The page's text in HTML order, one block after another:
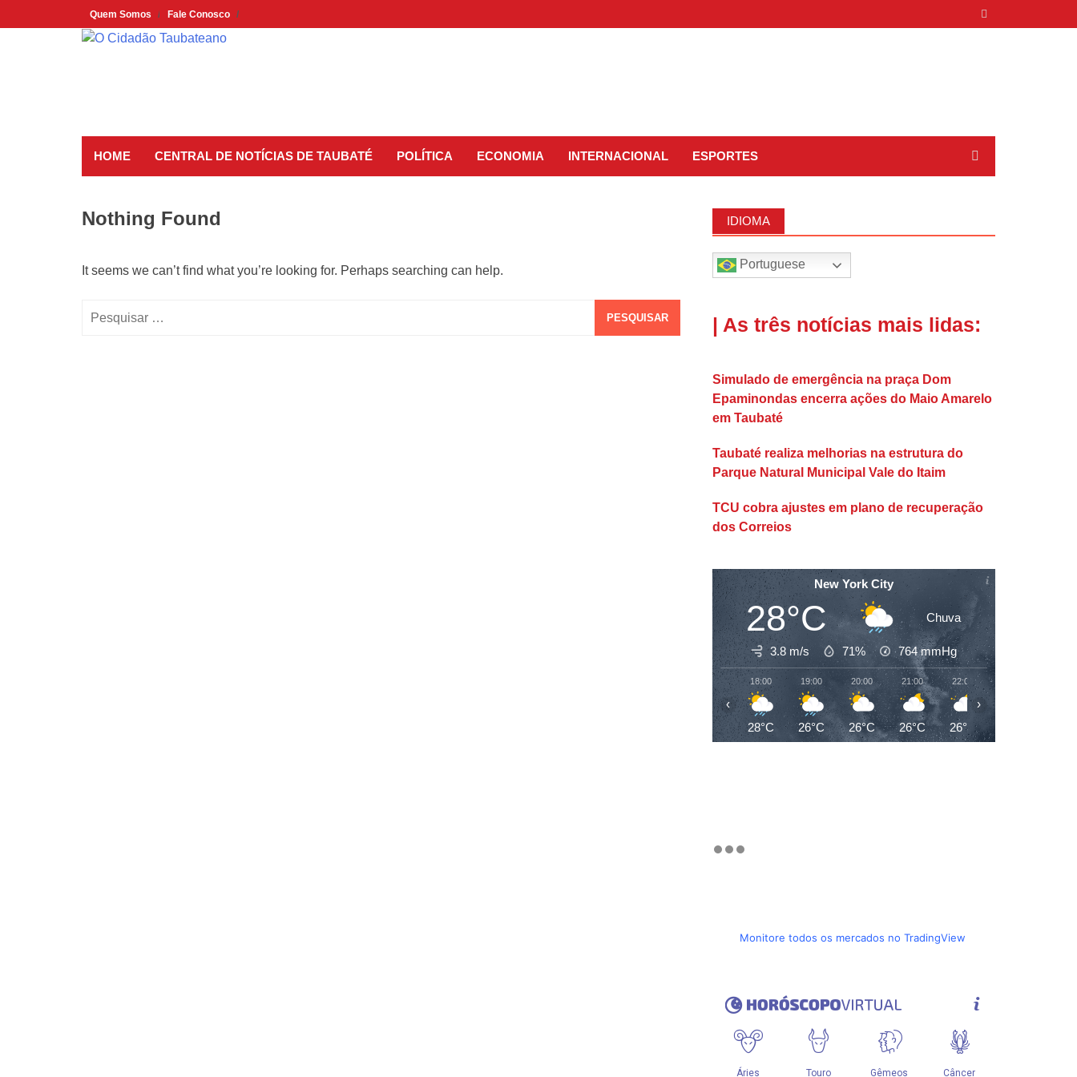
to
Quem Somos Fale Conosco
HOME CENTRAL DE NOTÍCIAS DE TAUBATÉ POLÍTICA ECONOMIA INTERNACIONAL ESPORTES
Nothing Found
It seems we can’t find what you’re looking for. Perhaps searching can help.
IDIOMA
Portuguese
| As três notícias mais lidas:
Simulado de emergência na praça Dom
Epaminondas encerra ações do Maio Amarelo
em Taubaté
Taubaté realiza melhorias na estrutura do
Parque Natural Municipal Vale do Itaim
TCU cobra ajustes em plano de recuperação
dos Correios
New York City
28°C Chuva
3.8 m/s 71% 764mmHg
18:00
28°C
19:00
26°C
20:00
26°C
21:00
26°C
22:00
26°C
‹ ›
Monitore todos os mercados no TradingView